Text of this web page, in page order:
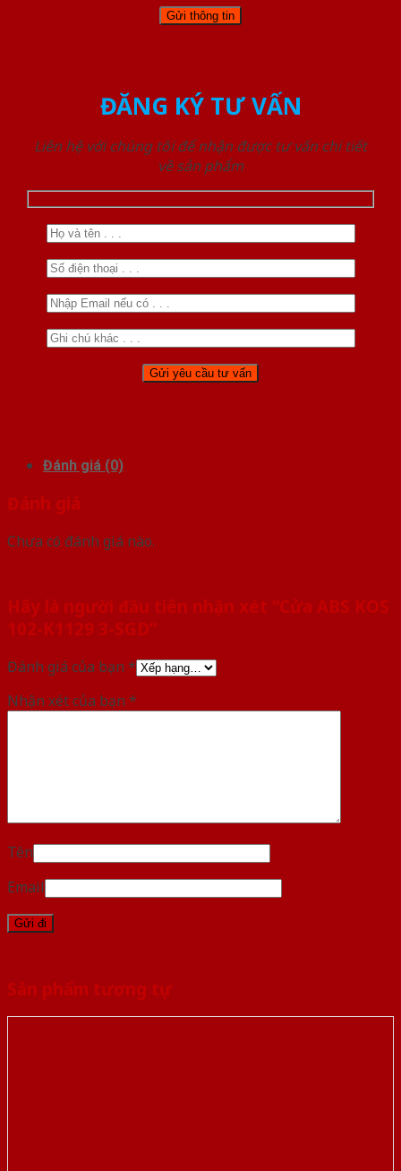
ĐĂNG KÝ TƯ VẤN
Liên hệ với chúng tôi để nhận được tư vấn chi tiết
về sản phẩm
Đánh giá (0)
Đánh giá
Chưa có đánh giá nào.
Hãy là người đầu tiên nhận xét “Cửa ABS KOS
102-K1129 3-SGD”
Đánh giá của bạn *
Nhận xét của bạn *
Tên
Email
Sản phẩm tương tự